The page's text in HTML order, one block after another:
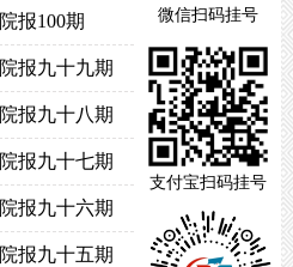
院报100期
院报九十九期
院报九十八期
院报九十七期
院报九十六期
院报九十五期
微信扫码挂号
支付宝扫码挂号